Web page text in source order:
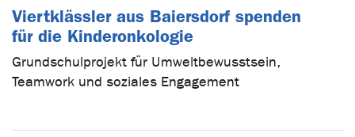
Viertklässler aus Baiersdorf spenden
für die Kinderonkologie
Grundschulprojekt für Umweltbewusstsein,
Teamwork und soziales Engagement